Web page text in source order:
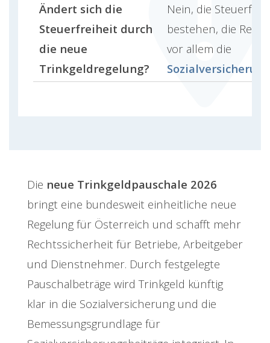
Ändert sich die
Steuerfreiheit durch
die neue
Trinkgeldregelung?
Nein, die
bestehen, die
vor allem die
Die neue Trinkgeldpauschale 2026
bringt eine bundesweit einheitliche neue
Regelung für Österreich und schafft mehr
Rechtssicherheit für Betriebe, Arbeitgeber
und Dienstnehmer. Durch festgelegte
Pauschalbeträge wird Trinkgeld künftig
klar in die Sozialversicherung und die
Bemessungsgrundlage für